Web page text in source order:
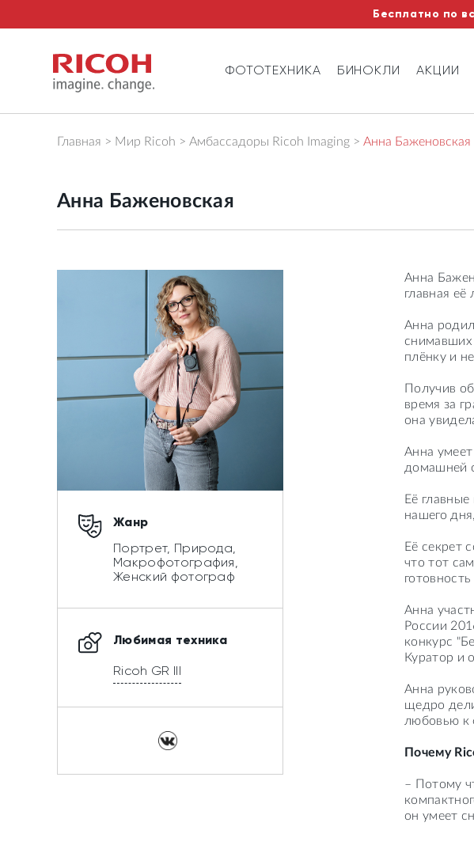
Бесплатно по
ФОТОТЕХНИКА БИНОКЛИ АКЦИИ
Главная Мир Ricoh Амбассадоры Ricoh Imaging Анна Баженовская
Анна Баженовская
Жанр
Портрет, Природа,
Макрофотография,
Женский фотограф
Любимая техника
Ricoh GR III
Анна
главная
Анна
снимавших
плёнку и
Получив
время за
она
Анна умеет
домашней
Её
нашего
Её секрет
что тот
Анна
России
конкурс
Куратор и
Анна
щедро
любовью к
Почему
– Потому
он умеет